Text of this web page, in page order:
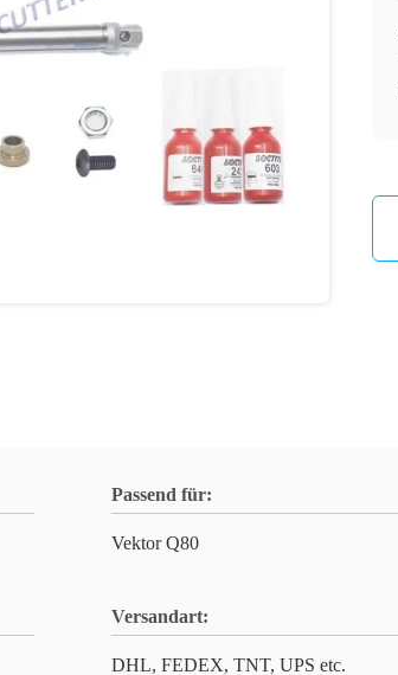
Passend für:
Vektor Q80
Versandart:
DHL, FEDEX, TNT, UPS etc.